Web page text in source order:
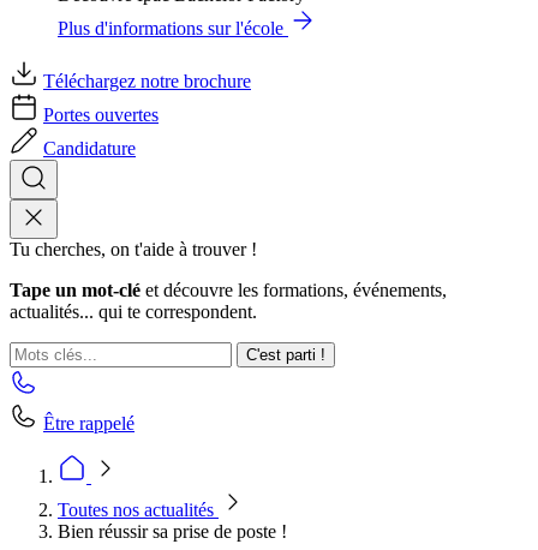
Plus d'informations sur l'école
Téléchargez notre brochure
Portes ouvertes
Candidature
Tu cherches, on t'aide à trouver !
Tape un mot-clé et découvre les formations, événements,
actualités... qui te correspondent.
C'est parti !
Être rappelé
Toutes nos actualités
Bien réussir sa prise de poste !